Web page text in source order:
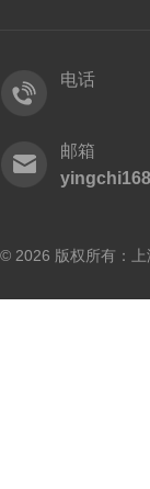
电话
邮箱
© 2026 版权所有：